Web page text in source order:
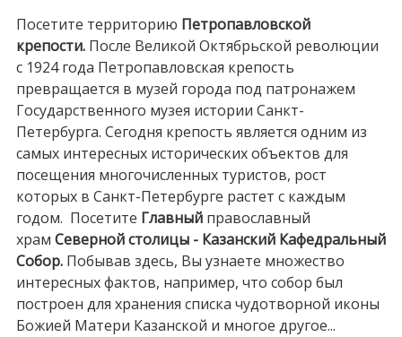
Посетите территорию Петропавловской
крепости.После Великой Октябрьской революции
с 1924 года Петропавловская крепость
превращается в музей города под патронажем
Государственного музея истории Санкт-
Петербурга. Сегодня крепость является одним из
самых интересных исторических объектов для
посещения многочисленных туристов, рост
которых в Санкт-Петербурге растет с каждым
годом. Посетите Главныйправославный
храм Северной столицы - Казанский Кафедральный
Собор. Побывав здесь, Вы узнаете множество
интересных фактов, например, что собор был
построен для хранения списка чудотворной иконы
Божией Матери Казанской и многое другое...